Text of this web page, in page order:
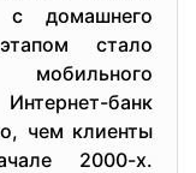
с домашнего
стало
банк
чем клиенты
2000-х.